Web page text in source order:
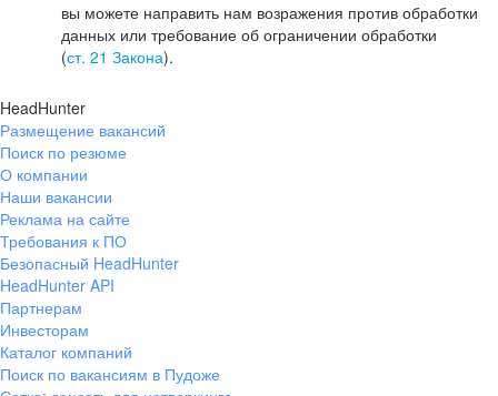
вы можете направить нам возражения против обработки
данных или требование об ограничении обработки
(ст. 21 Закона).
HeadHunter
Размещение вакансий
Поиск по резюме
О компании
Наши вакансии
Реклама на сайте
Требования к ПО
Безопасный HeadHunter
HeadHunter API
Партнерам
Инвесторам
Каталог компаний
Поиск по вакансиям в Пудоже